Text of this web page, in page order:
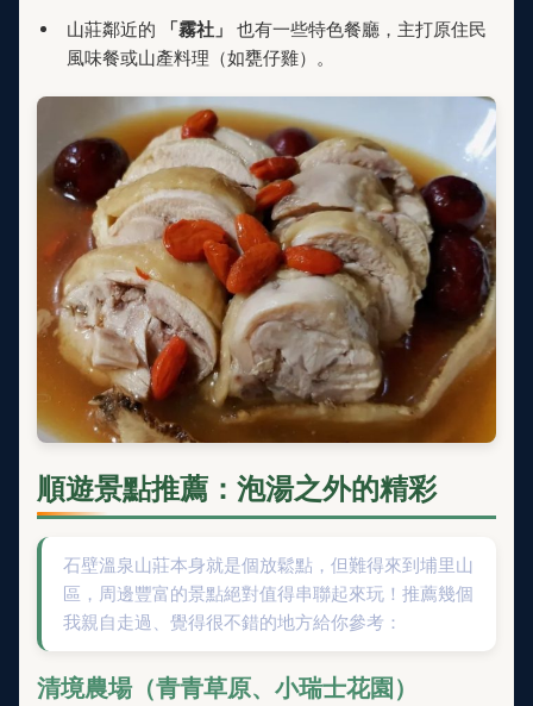
山莊鄰近的 「霧社」
也有一些特色餐廳，主打原住民
風味餐或山產料理（如甕仔雞）。
順遊景點推薦：泡湯之外的精彩
石壁溫泉山莊本身就是個放鬆點，但難得來到埔里山
區，周邊豐富的景點絕對值得串聯起來玩！推薦幾個
我親自走過、覺得很不錯的地方給你參考：
清境農場（青青草原、小瑞士花園）